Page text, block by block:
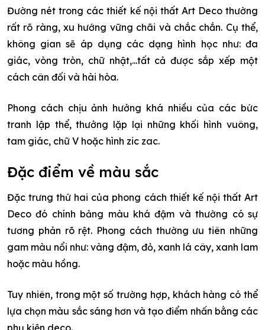
Đường nét trong các thiết kế nội thất Art Deco thường
rất rõ ràng, xu hướng vững chãi và chắc chắn. Cụ thể,
không gian sẽ áp dụng các dạng hình học như: đa
giác, vòng tròn, chữ nhật,...tất cả được sắp xếp một
cách cân đối và hài hòa.
Phong cách chịu ảnh hưởng khá nhiều của các bức
tranh lập thể, thưởng lặp lại những khối hình vuông,
tam giác, chữ V hoặc hình zic zac.
Đặc điểm về màu sắc
Đặc trưng thứ hai của phong cách thiết kế nội thất Art
Deco đó chính bảng màu khá đậm và thường có sự
tương phản rõ rệt. Phong cách thường ưu tiên những
gam màu nổi như: vàng đậm, đỏ, xanh lá cây, xanh lam
hoặc màu hồng.
Tuy nhiên, trong một số trường hợp, khách hàng có thể
lựa chọn màu sắc sáng hơn và tạo điểm nhấn bằng các